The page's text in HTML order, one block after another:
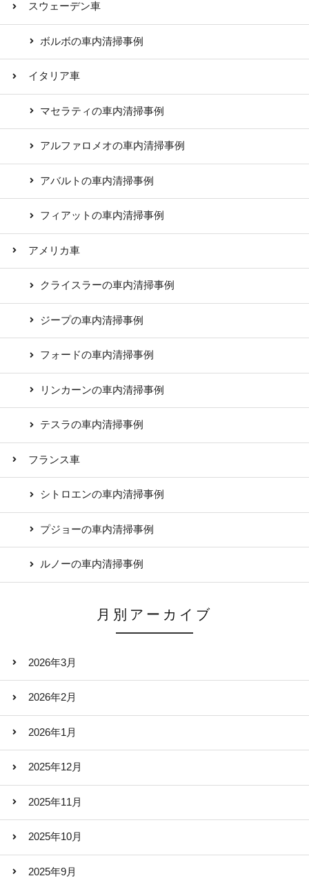
スウェーデン車
ボルボの車内清掃事例
イタリア車
マセラティの車内清掃事例
アルファロメオの車内清掃事例
アバルトの車内清掃事例
フィアットの車内清掃事例
アメリカ車
クライスラーの車内清掃事例
ジープの車内清掃事例
フォードの車内清掃事例
リンカーンの車内清掃事例
テスラの車内清掃事例
フランス車
シトロエンの車内清掃事例
プジョーの車内清掃事例
ルノーの車内清掃事例
月別アーカイブ
2026年3月
2026年2月
2026年1月
2025年12月
2025年11月
2025年10月
2025年9月